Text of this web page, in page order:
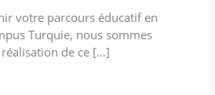
votre parcours éducatif en
Turquie, nous sommes
de ce […]